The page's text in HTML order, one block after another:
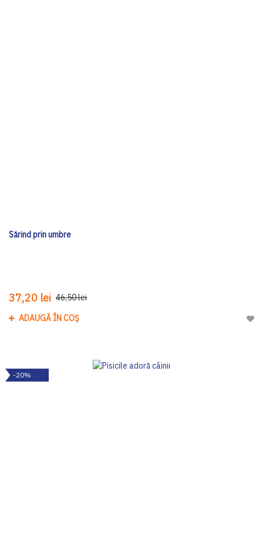
Sărind prin umbre
37,20 lei 46,50 lei
ADAUGĂ ÎN COȘ
-20%